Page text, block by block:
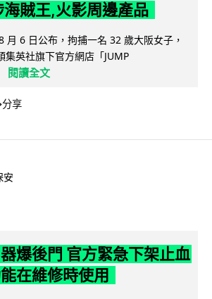
賊王,火影周邊產品
月 6 日公布，拘捕一名 32 歲大阪女子，
集英社旗下官方網店「JUMP
閱讀全文
分享
安
爆後門 官方緊急下架止血
在維修時使用